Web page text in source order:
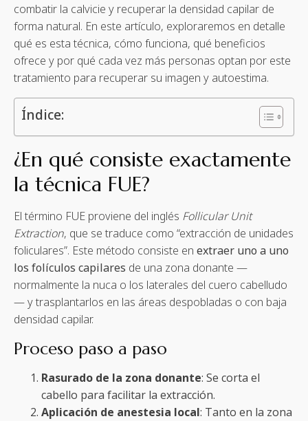
combatir la calvicie y recuperar la densidad capilar de
forma natural. En este artículo, exploraremos en detalle
qué es esta técnica, cómo funciona, qué beneficios
ofrece y por qué cada vez más personas optan por este
tratamiento para recuperar su imagen y autoestima.
Índice:
¿En qué consiste exactamente
la técnica FUE?
El término FUE proviene del inglés Follicular Unit
Extraction, que se traduce como “extracción de unidades
foliculares”. Este método consiste en extraer uno a uno
los folículos capilares de una zona donante —
normalmente la nuca o los laterales del cuero cabelludo
— y trasplantarlos en las áreas despobladas o con baja
densidad capilar.
Proceso paso a paso
Rasurado de la zona donante: Se corta el
cabello para facilitar la extracción.
Aplicación de anestesia local: Tanto en la zona